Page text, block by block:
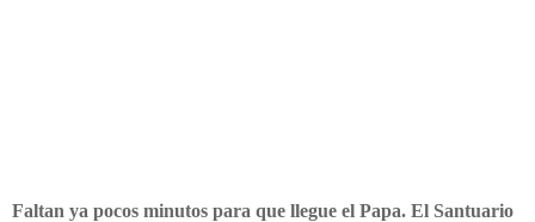
Faltan ya pocos minutos para que llegue el Papa. El Santuario